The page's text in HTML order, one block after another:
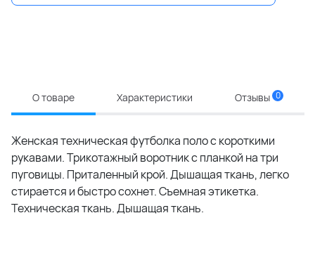
О товаре Характеристики Отзывы 0
Женская техническая футболка поло с короткими
рукавами. Трикотажный воротник с планкой на три
пуговицы. Приталенный крой. Дышащая ткань, легко
стирается и быстро сохнет. Съемная этикетка.
Техническая ткань. Дышащая ткань.